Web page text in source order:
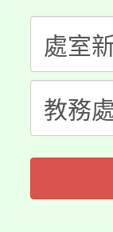
程
心
系
縣
門
踴
桃
要
「
展
義